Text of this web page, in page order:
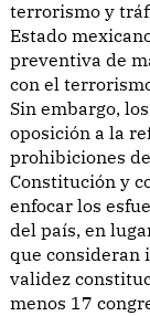
terrorismo y
Estado
preventiva de
con el
Sin embargo,
oposición a la
prohibiciones
Constitución y
enfocar los
del país, en
que consideran
validez
menos 17